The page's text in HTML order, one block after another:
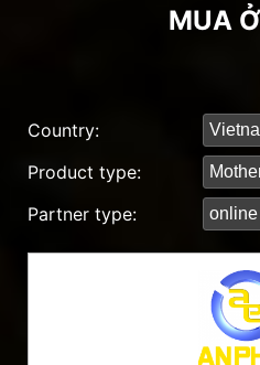
MUA
Country:
Product type:
Partner type: